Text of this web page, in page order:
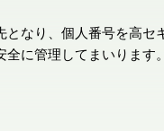
なり、個人番号を高セ
に管理してまいります。